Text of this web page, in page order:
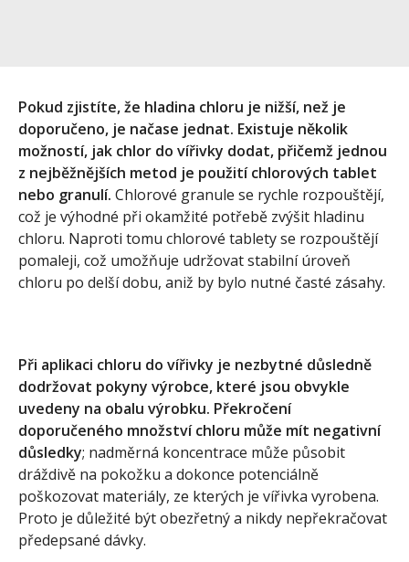
Pokud zjistíte, že hladina chloru je nižší, než je
doporučeno, je načase jednat. Existuje několik
možností, jak chlor do vířivky dodat, přičemž jednou
z nejběžnějších metod je použití chlorových tablet
nebo granulí. Chlorové granule se rychle rozpouštějí,
což je výhodné při okamžité potřebě zvýšit hladinu
chloru. Naproti tomu chlorové tablety se rozpouštějí
pomaleji, což umožňuje udržovat stabilní úroveň
chloru po delší dobu, aniž by bylo nutné časté zásahy.
Při aplikaci chloru do vířivky je nezbytné důsledně
dodržovat pokyny výrobce, které jsou obvykle
uvedeny na obalu výrobku. Překročení
doporučeného množství chloru může mít negativní
důsledky; nadměrná koncentrace může působit
dráždivě na pokožku a dokonce potenciálně
poškozovat materiály, ze kterých je vířivka vyrobena.
Proto je důležité být obezřetný a nikdy nepřekračovat
předepsané dávky.